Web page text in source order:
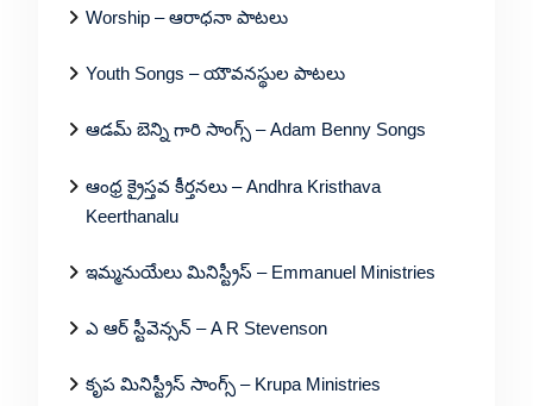
Worship – ఆరాధనా పాటలు
Youth Songs – యౌవనస్థుల పాటలు
ఆడమ్ బెన్ని గారి సాంగ్స్ – Adam Benny Songs
ఆంధ్ర క్రైస్తవ కీర్తనలు – Andhra Kristhava
Keerthanalu
ఇమ్మనుయేలు మినిస్ట్రీస్ – Emmanuel Ministries
ఎ ఆర్ స్టీవెన్సన్ – A R Stevenson
కృప మినిస్ట్రీస్ సాంగ్స్ – Krupa Ministries